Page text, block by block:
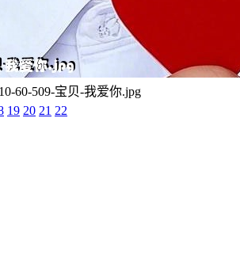
60-509-宝贝-我爱你.jpg
19 20 21 22